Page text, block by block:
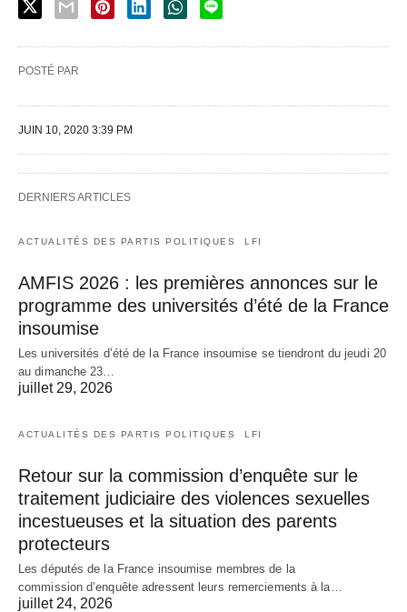
POSTÉ PAR
JUIN 10, 2020 3:39 PM
DERNIERS ARTICLES
ACTUALITÉS DES PARTIS POLITIQUES LFI
AMFIS 2026 : les premières annonces sur le
programme des universités d’été de la France
insoumise
Les universités d’été de la France insoumise se tiendront du jeudi 20
au dimanche 23…
juillet 29, 2026
ACTUALITÉS DES PARTIS POLITIQUES LFI
Retour sur la commission d’enquête sur le
traitement judiciaire des violences sexuelles
incestueuses et la situation des parents
protecteurs
Les députés de la France insoumise membres de la
commission d’enquête adressent leurs remerciements à la…
juillet 24, 2026